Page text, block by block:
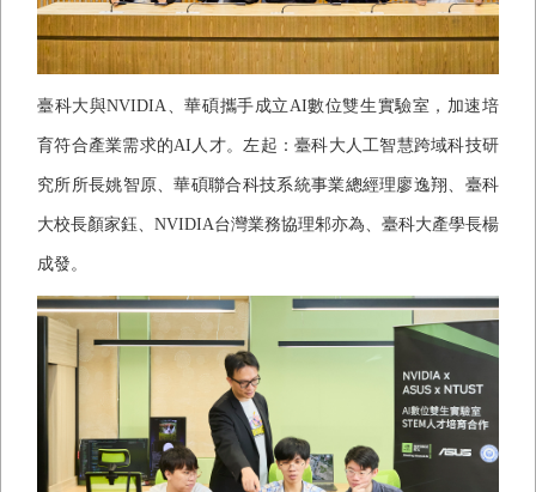
臺科大與NVIDIA、華碩攜手成立AI數位雙生實驗室，加速培
育符合產業需求的AI 人才。左起：臺科大人工智慧跨域科技研
究所所長姚智原、華碩聯合科技系統事業總經理廖逸翔、臺科
大校長顏家鈺、 NVIDIA台灣業務協理邾亦為、臺科大產學長楊
成發。